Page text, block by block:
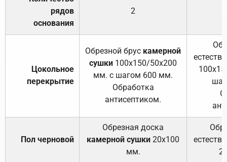
рядов
основания
2
Цокольное
перекрытие
Обрезной брус камерной
сушки 100х150/50х200
мм. с шагом 600 мм.
Обработка
антисептиком.
Пол черновой
Обрезная доска
камерной сушки 20х100
мм.